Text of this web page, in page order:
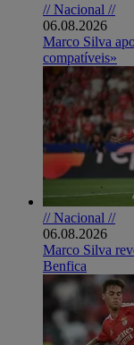
// Nacional //
06.08.2026
Marco Silva
compatíveis»
// Nacional //
06.08.2026
Marco Silva
Benfica